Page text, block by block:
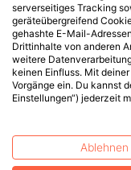
serverseitiges Tracking
geräteübergreifend
gehashte E-Mail-
Drittinhalte von anderen
weitere
keinen Einfluss. Mit
Vorgänge ein. Du kannst
Einstellungen“) jederzeit
Ablehnen